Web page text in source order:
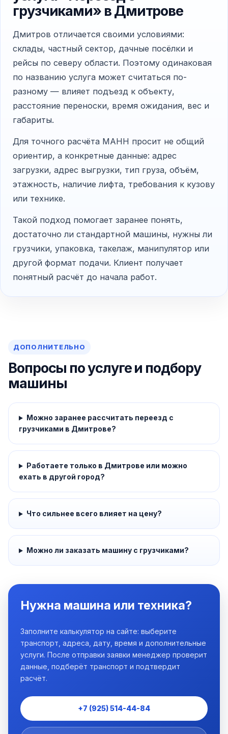
грузчиками» в Дмитрове
Дмитров отличается своими условиями:
склады, частный сектор, дачные посёлки и
рейсы по северу области. Поэтому одинаковая
по названию услуга может считаться по-
разному — влияет подъезд к объекту,
расстояние переноски, время ожидания, вес и
габариты.
Для точного расчёта МАНН просит не общий
ориентир, а конкретные данные: адрес
загрузки, адрес выгрузки, тип груза, объём,
этажность, наличие лифта, требования к кузову
или технике.
Такой подход помогает заранее понять,
достаточно ли стандартной машины, нужны ли
грузчики, упаковка, такелаж, манипулятор или
другой формат подачи. Клиент получает
понятный расчёт до начала работ.
ДОПОЛНИТЕЛЬНО
Вопросы по услуге и подбору
машины
Можно заранее рассчитать переезд с
грузчиками в Дмитрове?
Работаете только в Дмитрове или можно
ехать в другой город?
Что сильнее всего влияет на цену?
Можно ли заказать машину с грузчиками?
Нужна машина или техника?
Заполните калькулятор на сайте: выберите
транспорт, адреса, дату, время и дополнительные
услуги. После отправки заявки менеджер проверит
данные, подберёт транспорт и подтвердит
расчёт.
+7 (925) 514-44-84